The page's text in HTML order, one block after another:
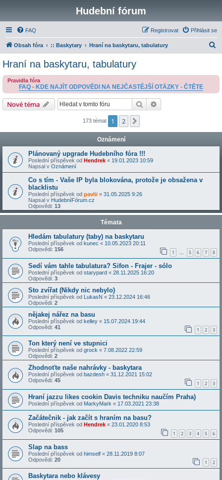
Hudební fórum
FAQ Přihlásit se
Registrovat
Obsah fóra :: Baskytary Hraní na baskytaru, tabulatury
a
Hraní na baskytaru, tabulatury
Pravidla fóra
FAQ - KDE NAJÍT ODPOVĚDI NA NEJČASTĚJŠÍ OTÁZKY - ČTĚTE
Nové téma Hledat
173 témat 1 2
Oznámení
Plánovaný upgrade Hudebního fóra !!!
Poslední příspěvek od Hendrek « 19.01.2023 10:59
Napsal v Oznámení
Co s tím - Vaše IP byla blokována, protože je obsažena v
blacklistu
Poslední příspěvek od pavlii « 31.05.2025 9:26
Napsal v HudebníFórum.cz
Odpovědi: 13
Témata
Hledám tabulatury (taby) na baskytaru
Poslední příspěvek od kunec « 10.05.2023 20:11
Odpovědi: 156 1 … 5 6 7 8
Sedí vám tahle tabulatura? Sifon - Frajer - sólo
Poslední příspěvek od starypard « 28.11.2025 16:20
Odpovědi: 3
Sto zvířat (Nikdy nic nebylo)
Poslední příspěvek od LukasN « 23.12.2024 16:46
Odpovědi: 2
nějakej nářez na basu
Poslední příspěvek od kelley « 15.07.2024 19:44
Odpovědi: 41 1 2 3
Ton který není ve stupnici
Poslední příspěvek od grock « 7.08.2022 22:59
Odpovědi: 2
Zhodnoťte naše nahrávky - baskytara
Poslední příspěvek od bazdesh « 31.12.2021 15:02
Odpovědi: 45 1 2 3
Hraní jazzu likes cookin Davis techniku naučím Praha)
Poslední příspěvek od MarkyMark « 17.03.2021 23:38
Začátečnik - jak začít s hraním na basu?
Poslední příspěvek od Hendrek « 23.01.2020 8:53
Odpovědi: 105 1 2 3 4 5 6
Slap na bass
Poslední příspěvek od himself « 28.11.2019 8:07
Odpovědi: 20 1 2
Baskytara nebo klávesy